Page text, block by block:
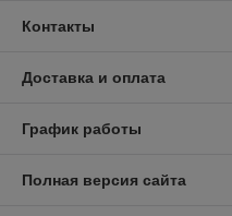
Контакты
Доставка и оплата
График работы
Полная версия сайта